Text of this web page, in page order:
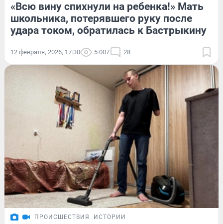
«Всю вину спихнули на ребенка!» Мать
школьника, потерявшего руку после
удара током, обратилась к Бастрыкину
12 февраля, 2026, 17:30 5 007 28
ПРОИСШЕСТВИЯ ИСТОРИИ